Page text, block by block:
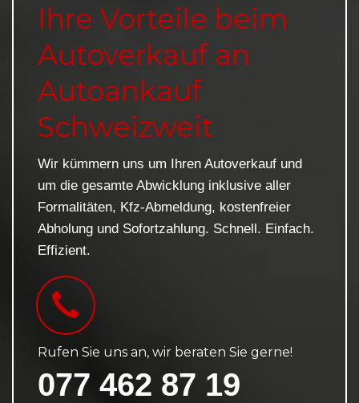
Ihre Vorteile beim
Autoverkauf an
Autoankauf
Schweizweit
Wir kümmern uns um Ihren Autoverkauf und
um die gesamte Abwicklung inklusive aller
Formalitäten, Kfz-Abmeldung, kostenfreier
Abholung und Sofortzahlung. Schnell. Einfach.
Effizient.
Rufen Sie uns an, wir beraten Sie gerne!
077 462 87 19